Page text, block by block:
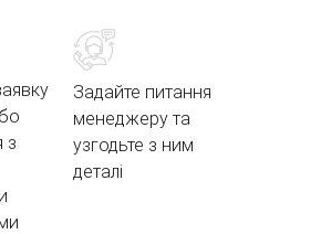
з
Задайте питання
менеджеру та
узгодьте з ним
деталі